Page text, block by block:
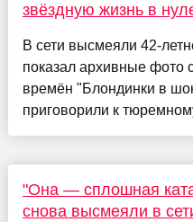
звёздную жизнь в
В сети высмеяли 42-
показал архивные фото
времён "Блондинки в
приговорили к
"Она — сплошная
снова высмеяли в